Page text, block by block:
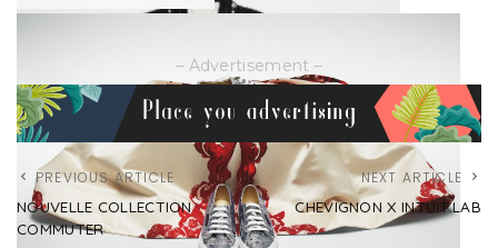
– Advertisement –
PREVIOUS ARTICLE
NOUVELLE COLLECTION
COMMUTER
NEXT ARTICLE
CHEVIGNON X INTUIT.LAB